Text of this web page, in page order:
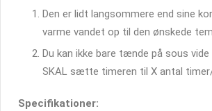
Den er lidt langsommere end sine
varme vandet op til den ønskede
Du kan ikke bare tænde på sous
SKAL sætte timeren til X antal
Specifikationer: